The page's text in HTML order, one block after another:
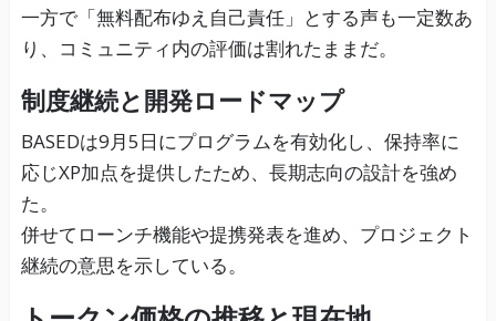
一方で「無料配布ゆえ自己責任」とする声も一定数あ
り、コミュニティ内の評価は割れたままだ。
制度継続と開発ロードマップ
BASEDは9月5日にプログラムを有効化し、保持率に
応じXP加点を提供したため、長期志向の設計を強め
た。
併せてローンチ機能や提携発表を進め、プロジェクト
継続の意思を示している。